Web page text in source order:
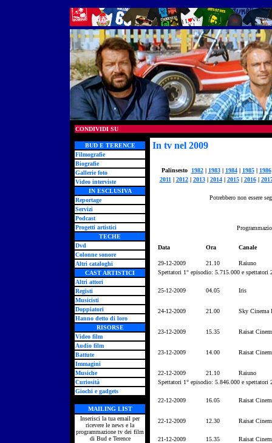
CONDIVIDI SU
BUD E TERENCE
Filmografie
Biografie
Gallerie foto
Video interviste
IN ESCLUSIVA
Reportage
Servizi
Podcast
Progetti artistici
TECHE
Dvd
Colonne sonore
Altri cataloghi
CAST ARTISTICI
Altri attori
Registi
Musicisti
Doppiatori
Hanno detto di loro
RISORSE
Video film
Audio film
Battute
Immagini
Musiche
Curiosità
Giochi e gadgets
MAILING LIST
Inserisci la tua email per
ricevere le news e la
programmazione tv dei film
di Bud e Terence
In tv nel 2009
Palinsesto 1982| 1983| 1984| 1985| 1986
2011 | 2012| 2013| 2014| 2015| 2016|
Potrebbero non essere
Data Ora Canale
29-12-2009 21.10
Raiuno
Spettatori 1° episodio: 5.715.000 e spettatori
25-12-2009 04.05 Iris
24-12-2009 21.00 Sky Cinema
23-12-2009 15.35 Raisat
23-12-2009 14.00 Raisat
22-12-2009 21.10
Raiuno
Spettatori 1° episodio: 5.846.000 e spettatori
22-12-2009 16.05 Raisat
22-12-2009 12.30 Raisat
21-12-2009 15.35 Raisat